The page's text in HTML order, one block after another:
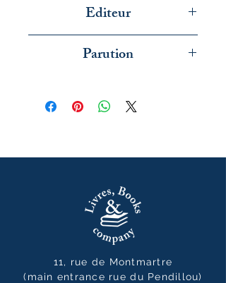
Editeur
Parution
11, rue de Montmartre
(main entrance rue du Pendillou)